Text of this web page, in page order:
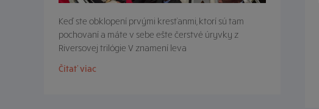
Keď ste obklopení prvými kresťanmi, ktorí sú tam
pochovaní a máte v sebe ešte čerstvé úryvky z
Riversovej trilógie V znamení leva
Čítať viac